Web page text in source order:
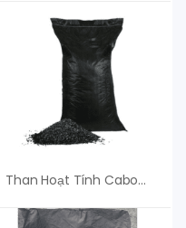
Than Hoạt Tính Cabot Norit GAC 830